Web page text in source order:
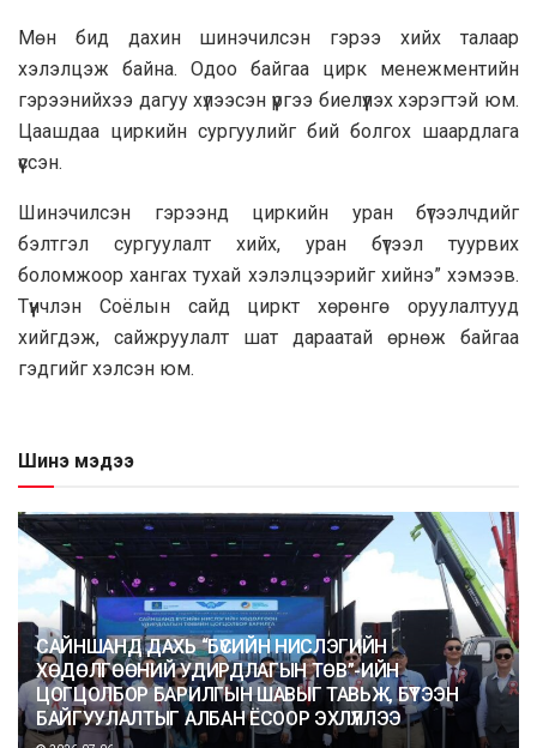
Мөн бид дахин шинэчилсэн гэрээ хийх талаар
хэлэлцэж байна. Одоо байгаа цирк менежментийн
гэрээнийхээ дагуу хүлээсэн үүргээ биелүүлэх хэрэгтэй юм.
Цаашдаа циркийн сургуулийг бий болгох шаардлага
үүссэн.
Шинэчилсэн гэрээнд циркийн уран бүтээлчдийг
бэлтгэл сургуулалт хийх, уран бүтээл туурвих
боломжоор хангах тухай хэлэлцээрийг хийнэ” хэмээв.
Түүнчлэн Соёлын сайд циркт хөрөнгө оруулалтууд
хийгдэж, сайжруулалт шат дараатай өрнөж байгаа
гэдгийг хэлсэн юм.
Шинэ мэдээ
САЙНШАНД ДАХЬ “БҮСИЙН НИСЛЭГИЙН
ХӨДӨЛГӨӨНИЙ УДИРДЛАГЫН ТӨВ”-ИЙН
ЦОГЦОЛБОР БАРИЛГЫН ШАВЫГ ТАВЬЖ, БҮТЭЭН
БАЙГУУЛАЛТЫГ АЛБАН ЁСООР ЭХЛҮҮЛЛЭЭ